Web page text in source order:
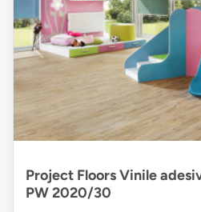
Project Floors Vinile
PW 2020/30